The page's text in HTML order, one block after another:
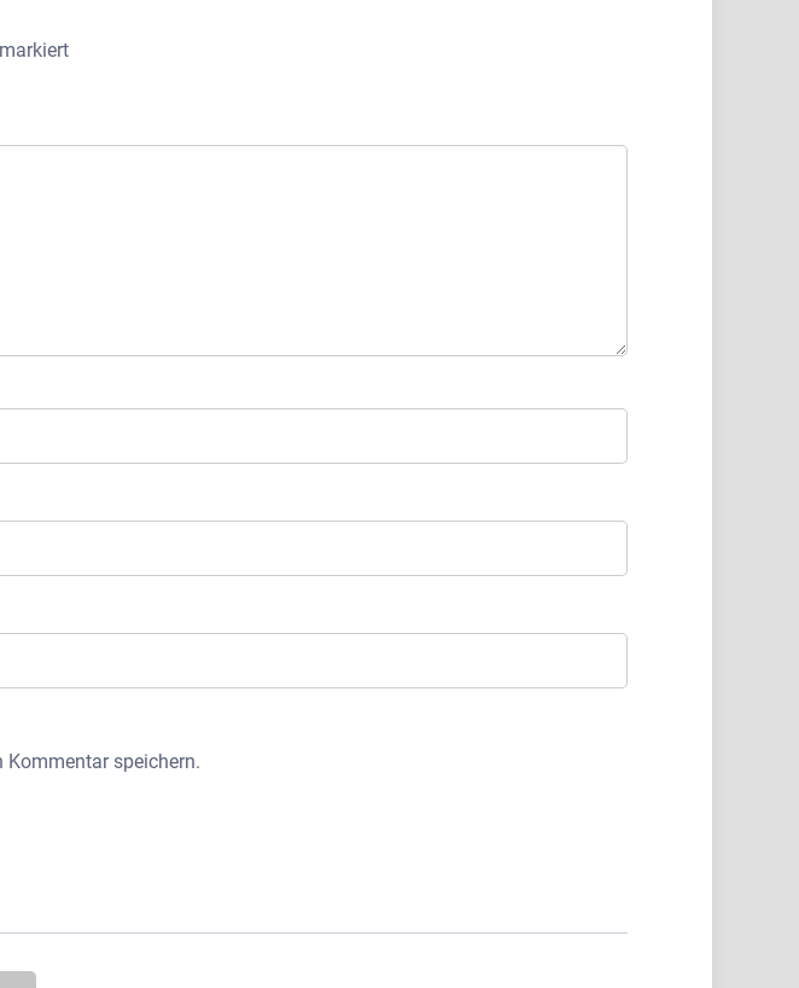
markiert
Kommentar speichern.